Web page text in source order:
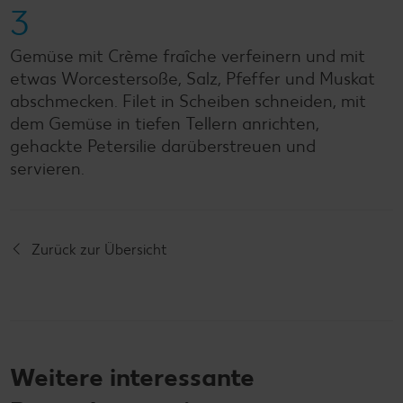
3
Gemüse mit Crème fraîche verfeinern und mit
etwas Worcestersoße, Salz, Pfeffer und Muskat
abschmecken. Filet in Scheiben schneiden, mit
dem Gemüse in tiefen Tellern anrichten,
gehackte Petersilie darüberstreuen und
servieren.
Zurück zur Übersicht
Weitere interessante